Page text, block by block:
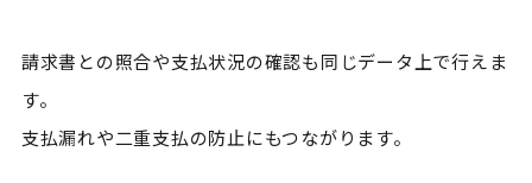
請求書との照合や支払状況の確認も同じデータ上で行えま
す。
支払漏れや二重支払の防止にもつながります。